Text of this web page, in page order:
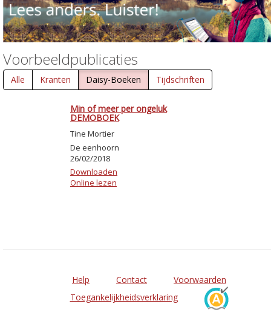
Voorbeeldpublicaties
Alle Kranten Daisy-Boeken Tijdschriften
Min of meer per ongeluk
DEMOBOEK
Tine Mortier
De eenhoorn
26/02/2018
Downloaden
Online lezen
Help Contact
Voorwaarden
Toegankelijkheidsverklaring